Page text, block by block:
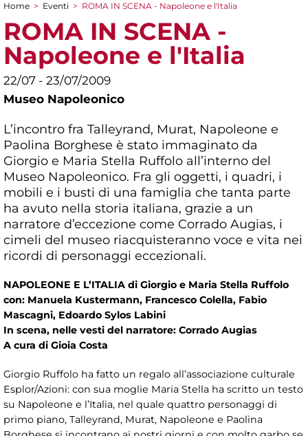
Tu sei qui
Home > Eventi > ROMA IN SCENA - Napoleone e l'Italia
ROMA IN SCENA -
Napoleone e l'Italia
22/07 - 23/07/2009
Museo Napoleonico
L’incontro fra Talleyrand, Murat, Napoleone e
Paolina Borghese è stato immaginato da
Giorgio e Maria Stella Ruffolo all’interno del
Museo Napoleonico. Fra gli oggetti, i quadri, i
mobili e i busti di una famiglia che tanta parte
ha avuto nella storia italiana, grazie a un
narratore d’eccezione come Corrado Augias, i
cimeli del museo riacquisteranno voce e vita nei
ricordi di personaggi eccezionali.
NAPOLEONE E L’ITALIA di Giorgio e Maria Stella Ruffolo
con: Manuela Kustermann, Francesco Colella, Fabio
Mascagni, Edoardo Sylos Labini
In scena, nelle vesti del narratore: Corrado Augias
A cura di Gioia Costa
Giorgio Ruffolo ha fatto un regalo all’associazione culturale
Esplor/Azioni: con sua moglie Maria Stella ha scritto un testo
su Napoleone e l’Italia, nel quale quattro personaggi di
primo piano, Talleyrand, Murat, Napoleone e Paolina